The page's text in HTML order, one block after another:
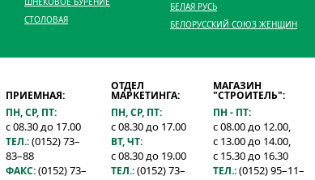
СТОЛОВАЯ
БЕЛАЯ РУСЬ
БЕЛОРУССКИЙ СОЮЗ ЖЕНЩИН
ПРИЕМНАЯ:
ПН, СР, ПТ:
с 08.30 до 17.00
ТЕЛ.:(0152) 73–
83–88
ФАКС:(0152) 73–
ОТДЕЛ
МАРКЕТИНГА:
ПН, СР, ПТ:
с 08.30 до 17.00
ВТ, ЧТ:
с 08.30 до 19.00
ТЕЛ.:(0152) 73–
МАГАЗИН
"СТРОИТЕЛЬ":
ПН - ПТ:
с 08.00 до 12.00,
с 13.00 до 14.00,
с 15.30 до 16.30
ТЕЛ.:(0152) 95–11–